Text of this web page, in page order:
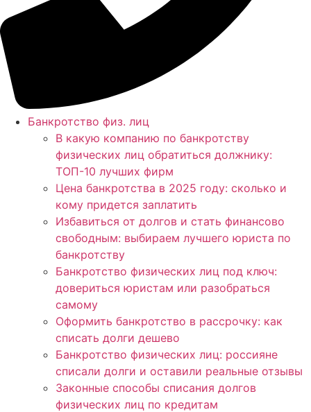
Банкротство физ. лиц
В какую компанию по банкротству
физических лиц обратиться должнику:
ТОП-10 лучших фирм
Цена банкротства в 2025 году: сколько и
кому придется заплатить
Избавиться от долгов и стать финансово
свободным: выбираем лучшего юриста по
банкротству
Банкротство физических лиц под ключ:
довериться юристам или разобраться
самому
Оформить банкротство в рассрочку: как
списать долги дешево
Банкротство физических лиц: россияне
списали долги и оставили реальные отзывы
Законные способы списания долгов
физических лиц по кредитам